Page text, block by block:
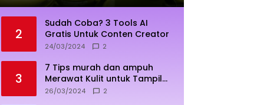
2
Sudah Coba? 3 Tools AI
Gratis Untuk Conten Creator
24/03/2024 2
3
7 Tips murah dan ampuh
Merawat Kulit untuk Tampil
Sehat dan Cerah
26/03/2024 2